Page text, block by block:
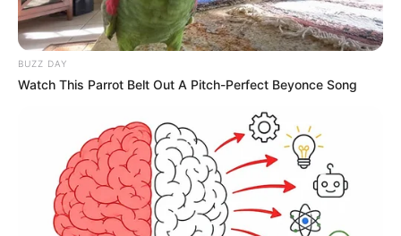
BUZZ DAY
Watch This Parrot Belt Out A Pitch-Perfect Beyonce Song